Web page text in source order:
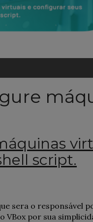
script.
sera o responsável
por sua